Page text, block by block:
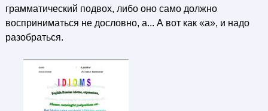
грамматический подвох, либо оно само должно
восприниматься не дословно, а... А вот как «а», и надо
разобраться.